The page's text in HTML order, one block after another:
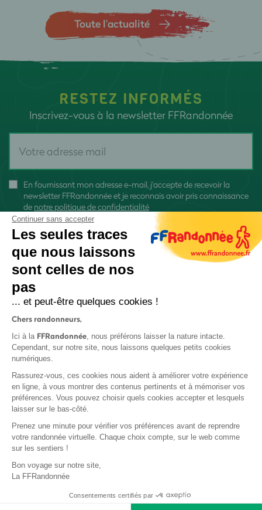
Toute l’actualité
RESTEZ INFORMÉS
Inscrivez-vous à la newsletter FFRandonnée
En fournissant mon adresse e-mail, j'accepte de recevoir la
newsletter FFRandonnée et je reconnais avoir pris connaissance
de notre politique de confidentialité
Protection des données
Politique de confidentialité
Base documentaire
Continuer sans accepter
Les seules traces
que nous laissons
sont celles de nos
pas
... et peut-être quelques cookies !
Chers randonneurs,
Ici à la FFRandonnée, nous préférons laisser la nature intacte.
Cependant, sur notre site, nous laissons quelques petits cookies
numériques.
Rassurez-vous, ces cookies nous aident à améliorer votre expérience
en ligne, à vous montrer des contenus pertinents et à mémoriser vos
préférences. Vous pouvez choisir quels cookies accepter et lesquels
laisser sur le bas-côté.
Prenez une minute pour vérifier vos préférences avant de reprendre
votre randonnée virtuelle. Chaque choix compte, sur le web comme
sur les sentiers !
Bon voyage sur notre site,
La FFRandonnée
Consentements certifiés par